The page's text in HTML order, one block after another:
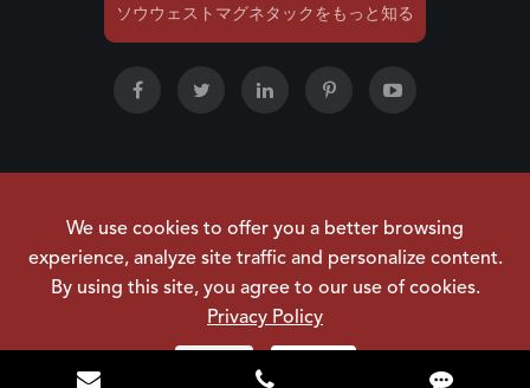
ソウウェストマグネタックをもっと知る
DEVELOPMENT CO.,LTD. すべての権利は留保されてい
ます。
| プライバシーポリシー
We use cookies to offer you a better browsing
experience, analyze site traffic and personalize content.
By using this site, you agree to our use of cookies.
Privacy Policy